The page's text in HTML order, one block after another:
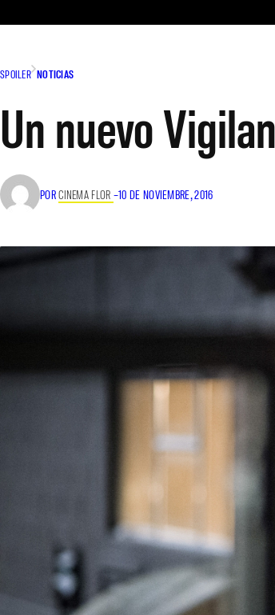
SPOILER NOTICIAS
Un nuevo
PORCINEMA FLOR –10 DE NOVIEMBRE, 2016